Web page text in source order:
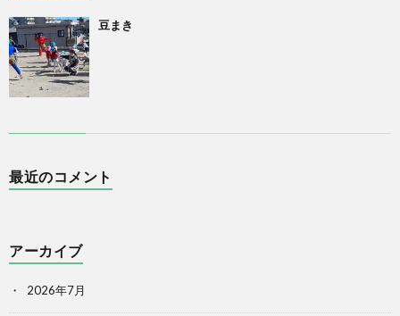
豆まき
最近のコメント
アーカイブ
2026年7月